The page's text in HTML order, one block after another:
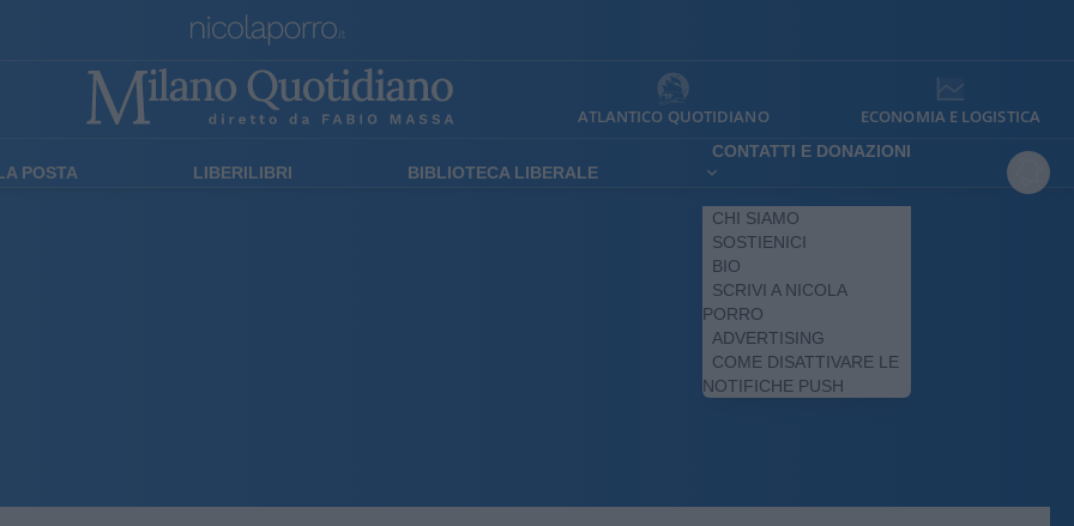
ATLANTICO QUOTIDIANO ECONOMIA E LOGISTICA
POSTA LIBERILIBRI BIBLIOTECA LIBERALE
CONTATTI E DONAZIONI
CHI SIAMO
SOSTIENICI
BIO
SCRIVI A NICOLA
PORRO
ADVERTISING
COME DISATTIVARE LE
NOTIFICHE PUSH